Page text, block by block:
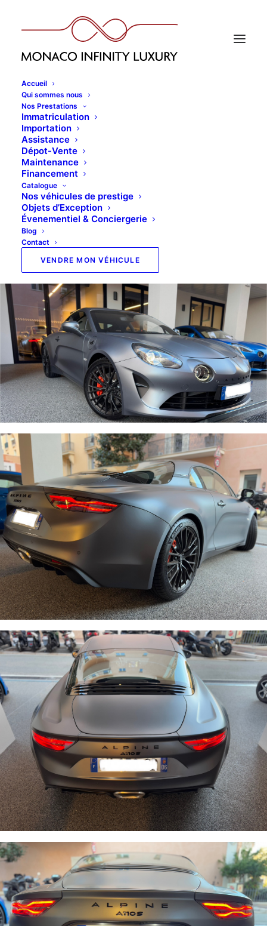
Accueil
Qui sommes nous
Nos Prestations
Immatriculation
Importation
Assistance
Dépot-Vente
Maintenance
Financement
Catalogue
Nos véhicules de prestige
Objets d’Exception
Évenementiel & Conciergerie
Blog
Contact
VENDRE MON VÉHICULE